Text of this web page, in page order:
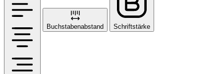
Buchstabenabstand Schriftstärke